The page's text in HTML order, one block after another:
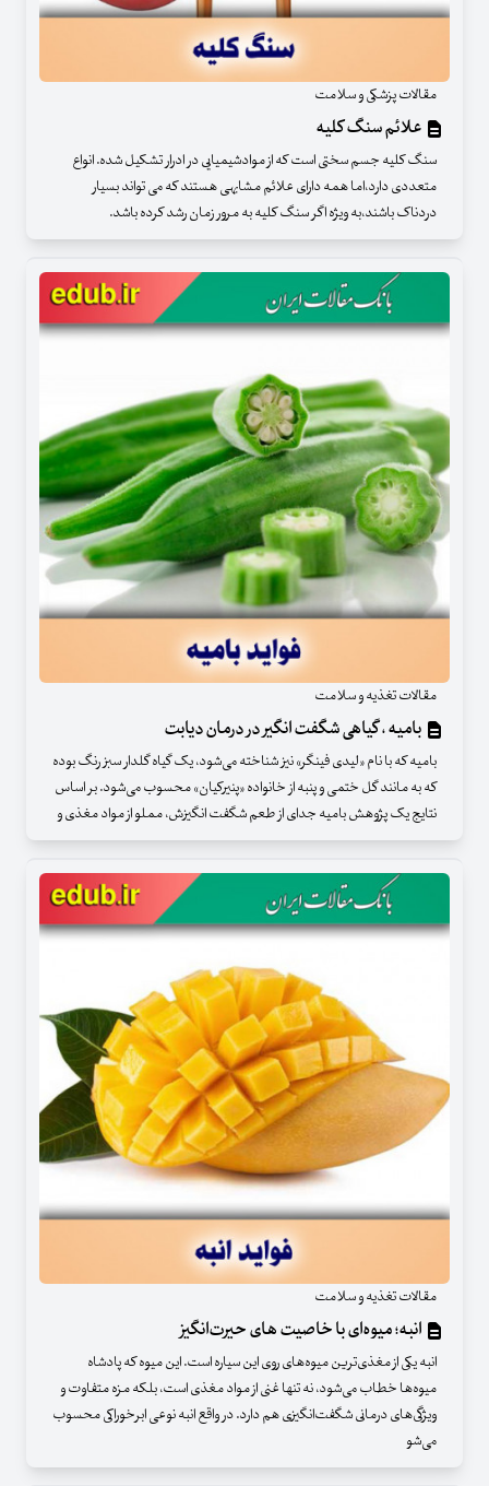
مقالات پزشکی و سلامت
علائم سنگ کلیه
سنگ کلیه جسم سختی است که از موادشیمیایی در ادرار تشکیل شده. انواع
متعددی دارد،اما همه دارای علائم مشابهی هستند که می تواند بسیار
دردناک باشند،به ویژه اگر سنگ کلیه به مرور زمان رشد کرده باشد.
مقالات تغذیه و سلامت
بامیه ، گیاهی شگفت انگیر در درمان دیابت
بامیه که با نام «لیدی فینگر» نیز شناخته می‌شود، یک گیاه گلدار سبز رنگ بوده
که به مانند گل ختمی و پنبه از خانواده «پنیرکیان» محسوب می‌شود. بر اساس
نتایج یک پژوهش بامیه جدای از طعم شگفت انگیزش، مملو از مواد مغذی و
مقالات تغذیه و سلامت
انبه؛ میوه‌ای با خاصیت های حیرت‌انگیز
انبه یکی از مغذی‌ترین میوه‌های روی این سیاره است. این میوه که پادشاه
میوه‌ها خطاب می‌شود، نه تنها غنی از مواد مغذی است، بلکه مزه متفاوت و
ویژگی‌های درمانی شگفت‌انگیزی هم دارد. در واقع انبه نوعی ابرخوراکی محسوب
می‌شو